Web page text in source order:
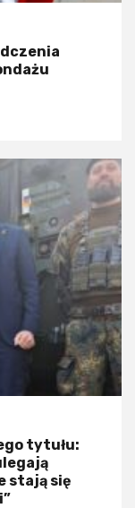
tytułu:
stają się